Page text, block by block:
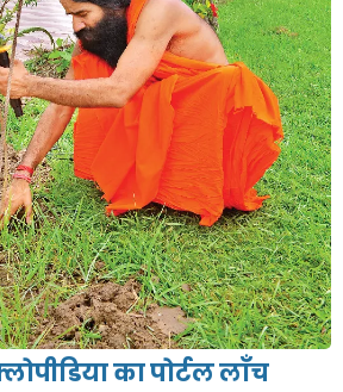
का पोर्टल लाँच